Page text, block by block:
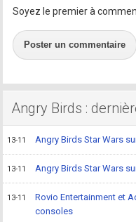
Soyez le premier à
Poster un commentaire
Angry Birds :
13-11 Angry Birds Star Wars
13-11 Angry Birds Star Wars
13-11
Rovio Entertainment et
consoles